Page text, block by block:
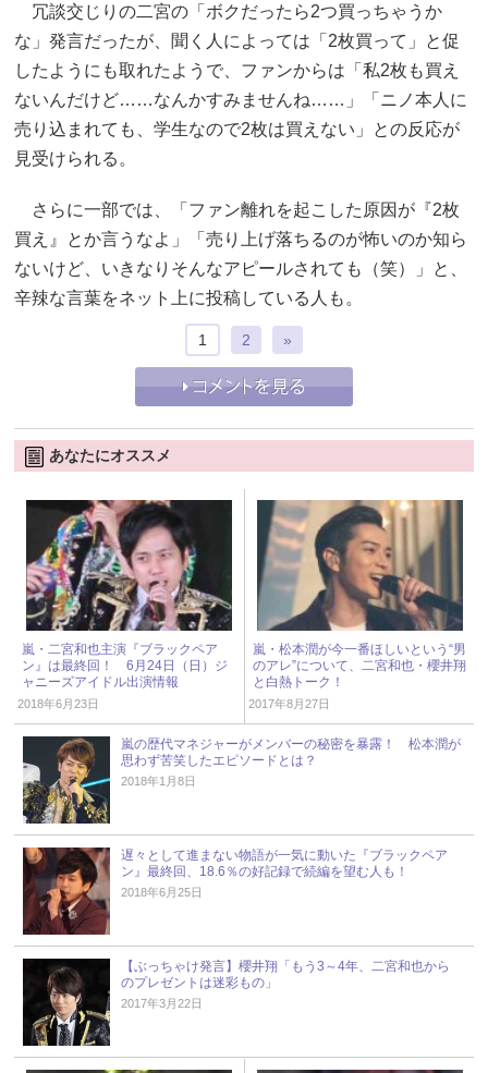
冗談交じりの二宮の「ボクだったら2つ買っちゃうか
な」発言だったが、聞く人によっては「2枚買って」と促
したようにも取れたようで、ファンからは「私2枚も買え
ないんだけど……なんかすみませんね……」「ニノ本人に
売り込まれても、学生なので2枚は買えない」との反応が
見受けられる。
さらに一部では、「ファン離れを起こした原因が『2枚
買え』とか言うなよ」「売り上げ落ちるのが怖いのか知ら
ないけど、いきなりそんなアピールされても（笑）」と、
辛辣な言葉をネット上に投稿している人も。
1 2 »
あなたにオススメ
嵐・二宮和也主演『ブラックペア
ン』は最終回！ 6月24日（日）ジ
ャニーズアイドル出演情報
2018年6月23日
嵐・松本潤が今一番ほしいという“男
のアレ”について、二宮和也・櫻井翔
と白熱トーク！
2017年8月27日
嵐の歴代マネジャーがメンバーの秘密を暴露！ 松本潤が
思わず苦笑したエピソードとは？
2018年1月8日
遅々として進まない物語が一気に動いた『ブラックペア
ン』最終回、18.6％の好記録で続編を望む人も！
2018年6月25日
【ぶっちゃけ発言】櫻井翔「もう3～4年、二宮和也から
のプレゼントは迷彩もの」
2017年3月22日